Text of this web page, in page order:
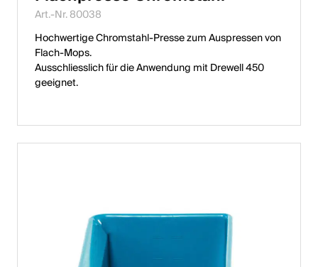
Art.-Nr. 80038
Hochwertige Chromstahl-Presse zum Auspressen von
Flach-Mops.
Ausschliesslich für die Anwendung mit Drewell 450
geeignet.